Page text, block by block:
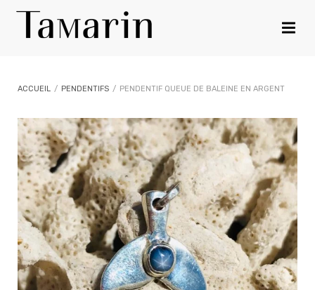
ACCUEIL / PENDENTIFS / PENDENTIF QUEUE DE BALEINE EN ARGENT